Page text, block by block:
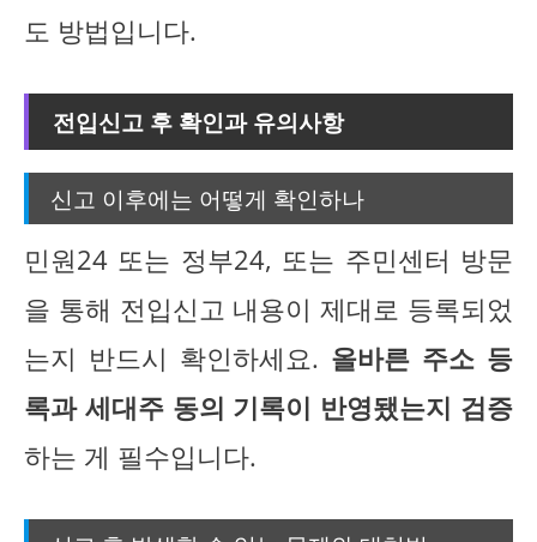
도 방법입니다.
전입신고 후 확인과 유의사항
신고 이후에는 어떻게 확인하나
민원24 또는 정부24, 또는 주민센터 방문
을 통해 전입신고 내용이 제대로 등록되었
는지 반드시 확인하세요. 올바른 주소 등
록과 세대주 동의 기록이 반영됐는지 검증
하는 게 필수입니다.